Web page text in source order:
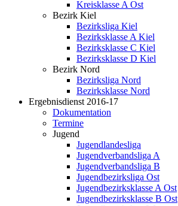
Kreisklasse A Ost
Bezirk Kiel
Bezirksliga Kiel
Bezirksklasse A Kiel
Bezirksklasse C Kiel
Bezirksklasse D Kiel
Bezirk Nord
Bezirksliga Nord
Bezirksklasse Nord
Ergebnisdienst 2016-17
Dokumentation
Termine
Jugend
Jugendlandesliga
Jugendverbandsliga A
Jugendverbandsliga B
Jugendbezirksliga Ost
Jugendbezirksklasse A Ost
Jugendbezirksklasse B Ost